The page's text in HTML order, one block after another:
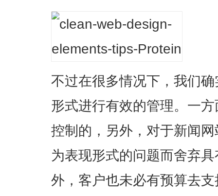
不过在很多情况下，我们
形式进行有效的管理。一
控制的，另外，对于新闻
为表现形式的问题而舍弃
外，客户也未必有预算去